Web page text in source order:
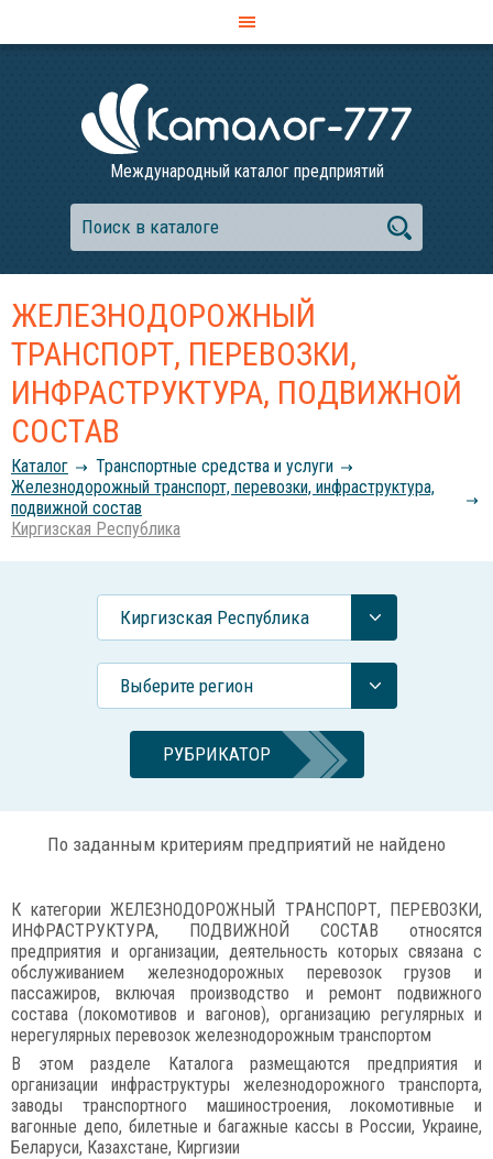
Международный каталог предприятий
ЖЕЛЕЗНОДОРОЖНЫЙ
ТРАНСПОРТ, ПЕРЕВОЗКИ,
ИНФРАСТРУКТУРА, ПОДВИЖНОЙ
СОСТАВ
Каталог
Транспортные средства и услуги
Железнодорожный транспорт, перевозки, инфраструктура,
подвижной состав
Киргизская Республика
Киргизская Республика
Выберите регион
РУБРИКАТОР
По заданным критериям предприятий не найдено
К категории ЖЕЛЕЗНОДОРОЖНЫЙ ТРАНСПОРТ, ПЕРЕВОЗКИ,
ИНФРАСТРУКТУРА, ПОДВИЖНОЙ СОСТАВ относятся
предприятия и организации, деятельность которых связана с
обслуживанием железнодорожных перевозок грузов и
пассажиров, включая производство и ремонт подвижного
состава (локомотивов и вагонов), организацию регулярных и
нерегулярных перевозок железнодорожным транспортом
В этом разделе Каталога размещаются предприятия и
организации инфраструктуры железнодорожного транспорта,
заводы транспортного машиностроения, локомотивные и
вагонные депо, билетные и багажные кассы в России, Украине,
Беларуси, Казахстане, Киргизии